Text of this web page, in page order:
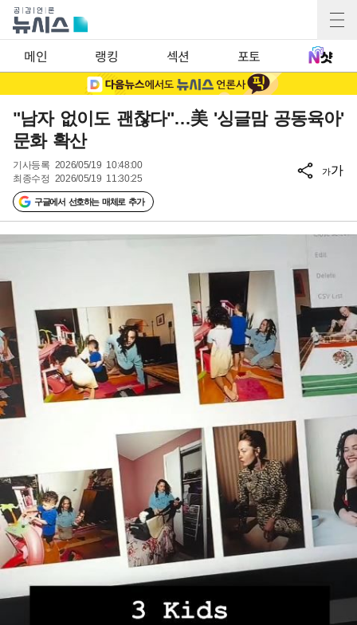
메인 랭킹 섹션 포토
"남자 없이도 괜찮다"…美 '싱글맘 공동육아'
문화 확산
기사등록 2026/05/19 10:48:00
최종수정 2026/05/19 11:30:25
구글에서 선호하는 매체로 추가
가가